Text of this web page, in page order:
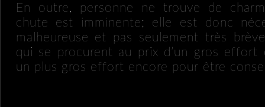
En outre, personne ne trouve de
chute est imminente; elle est donc
malheureuse et pas seulement très
qui se procurent au prix d’un gros effort
un plus gros effort encore pour être